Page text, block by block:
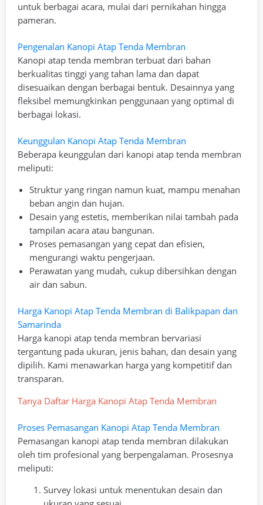
untuk berbagai acara, mulai dari pernikahan hingga
pameran.
Pengenalan Kanopi Atap Tenda Membran
Kanopi atap tenda membran terbuat dari bahan
berkualitas tinggi yang tahan lama dan dapat
disesuaikan dengan berbagai bentuk. Desainnya yang
fleksibel memungkinkan penggunaan yang optimal di
berbagai lokasi.
Keunggulan Kanopi Atap Tenda Membran
Beberapa keunggulan dari kanopi atap tenda membran
meliputi:
Struktur yang ringan namun kuat, mampu menahan
beban angin dan hujan.
Desain yang estetis, memberikan nilai tambah pada
tampilan acara atau bangunan.
Proses pemasangan yang cepat dan efisien,
mengurangi waktu pengerjaan.
Perawatan yang mudah, cukup dibersihkan dengan
air dan sabun.
Harga Kanopi Atap Tenda Membran di Balikpapan dan
Samarinda
Harga kanopi atap tenda membran bervariasi
tergantung pada ukuran, jenis bahan, dan desain yang
dipilih. Kami menawarkan harga yang kompetitif dan
transparan.
Tanya Daftar Harga Kanopi Atap Tenda Membran
Proses Pemasangan Kanopi Atap Tenda Membran
Pemasangan kanopi atap tenda membran dilakukan
oleh tim profesional yang berpengalaman. Prosesnya
meliputi:
Survey lokasi untuk menentukan desain dan